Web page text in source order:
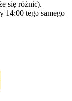
się różnić).
14:00 tego samego